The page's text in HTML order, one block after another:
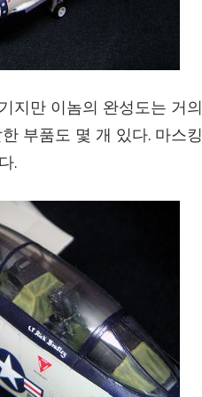
지만 이놈의 완성도는 거
부품도 몇 개 있다. 마스
.